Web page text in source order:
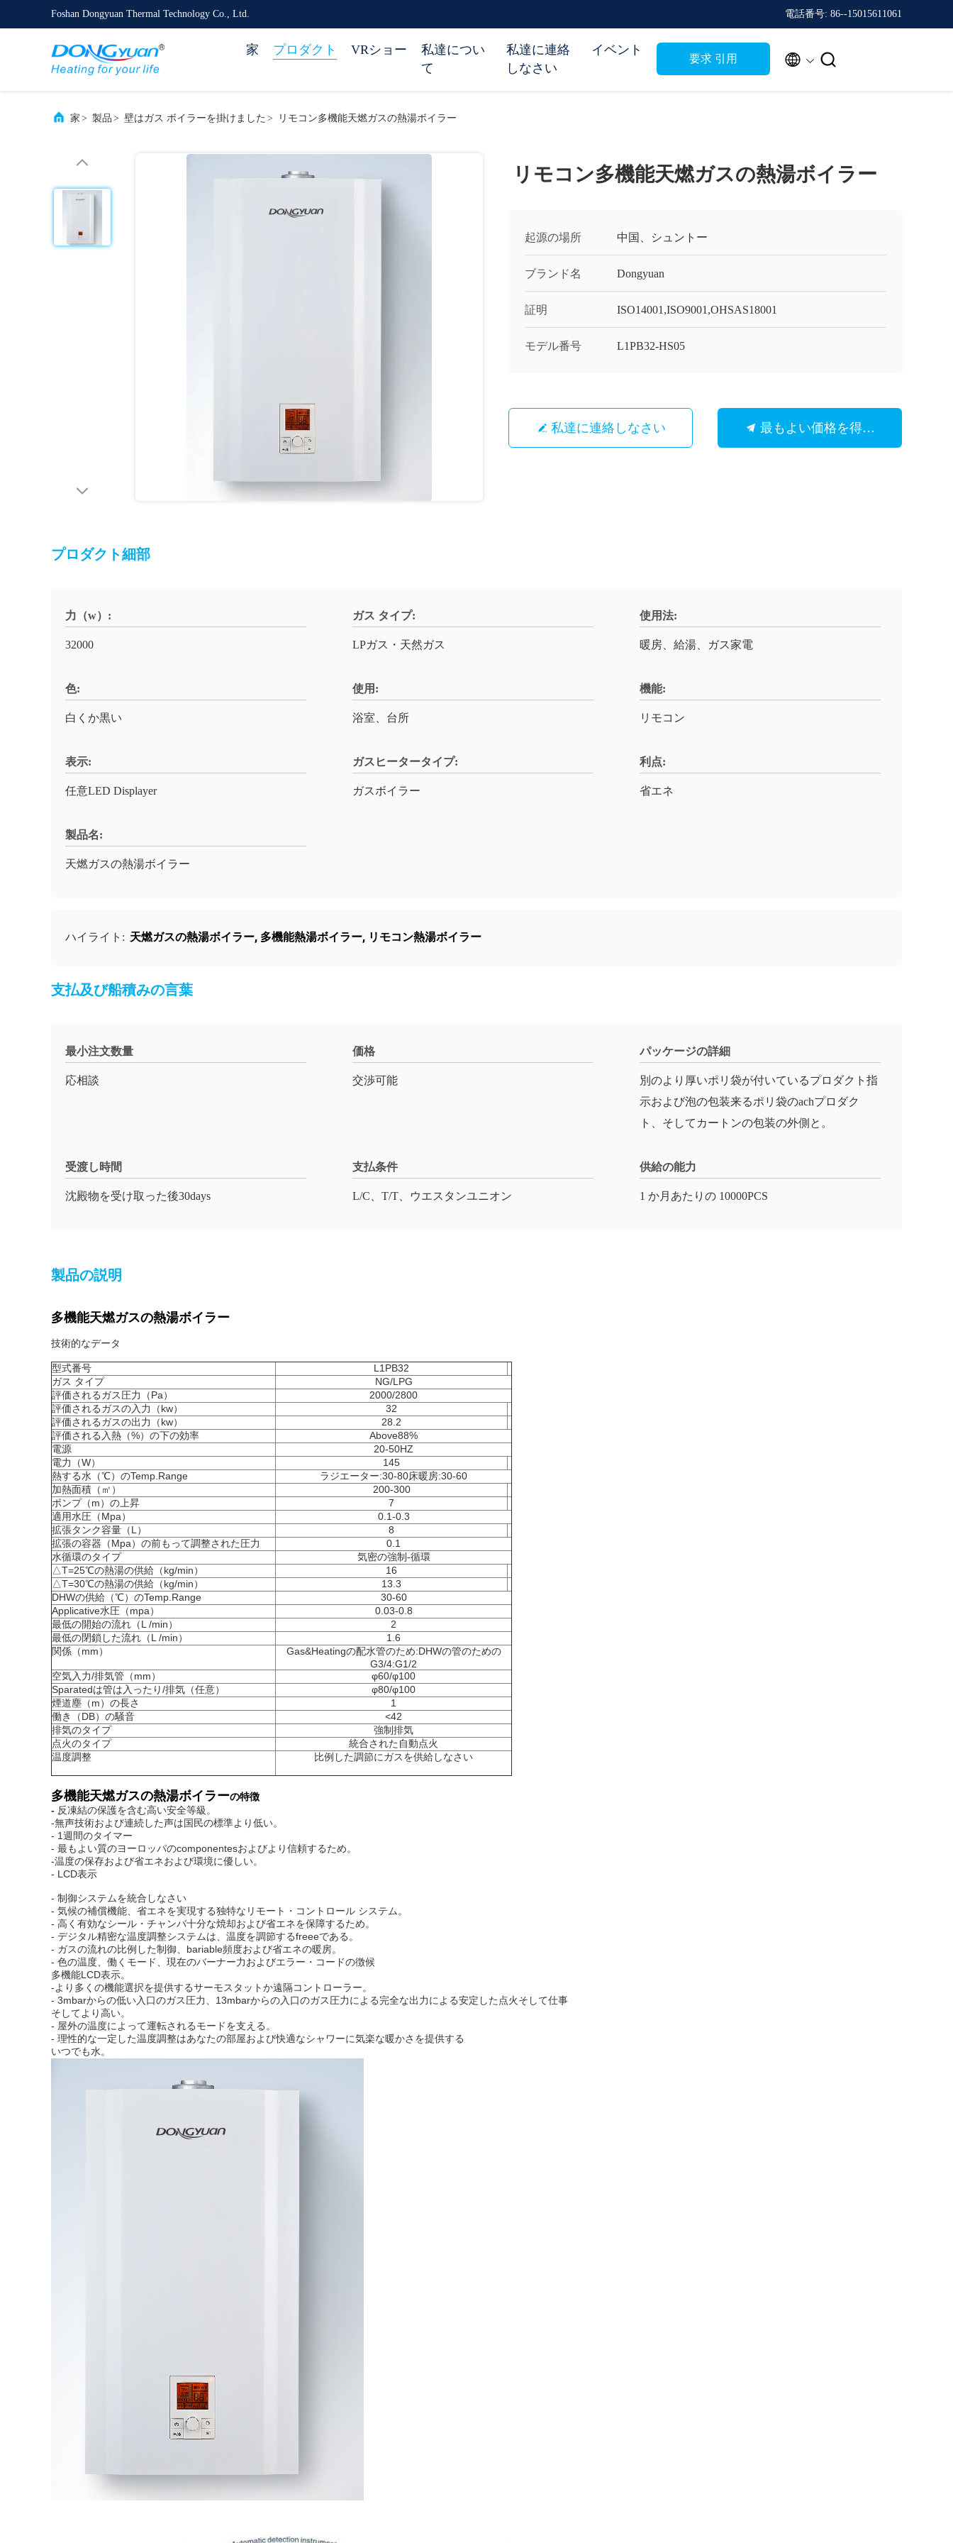
Foshan Dongyuan Thermal Technology Co., Ltd. 電話番号: 86--15015611061
家 プロダクト VRショー
私達につい
て
私達に連絡
しなさい
イベント
要求 引用  
家 > 製品 > 壁はガス ボイラーを掛けました > リモコン多機能天燃ガスの熱湯ボイラー
リモコン多機能天燃ガスの熱湯ボイラー
起源の場所 中国、シュントー
ブランド名 Dongyuan
証明 ISO14001,ISO9001,OHSAS18001
モデル番号 L1PB32-HS05
私達に連絡しなさい 最もよい価格を得なさい
プロダクト細部
力（w）:
32000
ガス タイプ:
LPガス・天然ガス
使用法:
暖房、給湯、ガス家電
色:
白くか黒い
使用:
浴室、台所
機能:
リモコン
表示:
任意LED Displayer
ガスヒータータイプ:
ガスボイラー
利点:
省エネ
製品名:
天燃ガスの熱湯ボイラー
ハイライト: 天燃ガスの熱湯ボイラー, 多機能熱湯ボイラー, リモコン熱湯ボイラー
支払及び船積みの言葉
最小注文数量
応相談
価格
交渉可能
パッケージの詳細
別のより厚いポリ袋が付いているプロダクト指
示および泡の包装来るポリ袋のachプロダク
ト、そしてカートンの包装の外側と。
受渡し時間
沈殿物を受け取った後30days
支払条件
L/C、T/T、ウエスタンユニオン
供給の能力
1 か月あたりの 10000PCS
製品の説明
多機能天燃ガスの熱湯ボイラー
技術的なデータ
型式番号
L1PB32
ガス タイプ
NG/LPG
評価されるガス圧力（Pa）
2000/2800
評価されるガスの入力（kw）
32
評価されるガスの出力（kw）
28.2
評価される入熱（%）の下の効率
Above88%
電源
20-50HZ
電力（W）
145
熱する水（℃）のTemp.Range
ラジエーター:30-80床暖房:30-60
加熱面積（㎡）
200-300
ポンプ（m）の上昇
7
適用水圧（Mpa）
0.1-0.3
拡張タンク容量（L）
8
拡張の容器（Mpa）の前もって調整された圧力
0.1
水循環のタイプ
気密の強制-循環
△T=25℃の熱湯の供給（kg/min）
16
△T=30℃の熱湯の供給（kg/min）
13.3
DHWの供給（℃）のTemp.Range
30-60
Applicative水圧（mpa）
0.03-0.8
最低の開始の流れ（L /min）
2
最低の閉鎖した流れ（L /min）
1.6
関係（mm）
Gas&Heatingの配水管のため:DHWの管のための
G3/4:G1/2
空気入力/排気管（mm）
φ60/φ100
Sparatedは管は入ったり/排気（任意）
φ80/φ100
煙道塵（m）の長さ
1
働き（DB）の騒音
<42
排気のタイプ
強制排気
点火のタイプ
統合された自動点火
温度調整
比例した調節にガスを供給しなさい
多機能天燃ガスの熱湯ボイラーの特徴
- 反凍結の保護を含む高い安全等級。
-無声技術および連続した声は国民の標準より低い。
- 1週間のタイマー
- 最もよい質のヨーロッパのcomponentesおよびより信頼するため。
-温度の保存および省エネおよび環境に優しい。
- LCD表示
- 制御システムを統合しなさい
- 気候の補償機能、省エネを実現する独特なリモート・コントロール システム。
- 高く有効なシール・チャンバ十分な焼却および省エネを保障するため。
- デジタル精密な温度調整システムは、温度を調節するfreeeである。
- ガスの流れの比例した制御、bariable頻度および省エネの暖房。
- 色の温度、働くモード、現在のバーナー力およびエラー・コードの徴候
多機能LCD表示。
-より多くの機能選択を提供するサーモスタットか遠隔コントローラー。
- 3mbarからの低い入口のガス圧力、13mbarからの入口のガス圧力による完全な出力による安定した点火そして仕事
そしてより高い。
- 屋外の温度によって運転されるモードを支える。
- 理性的な一定した温度調整はあなたの部屋および快適なシャワーに気楽な暖かさを提供する
いつでも水。